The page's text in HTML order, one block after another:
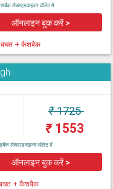
लैब्सएडवाइजर वॉलेट में
ऑनलाइन बुक करें >
बचत + कैशबैक
₹1725
₹1553
लैब्सएडवाइजर वॉलेट में
ऑनलाइन बुक करें >
+ कैशबैक